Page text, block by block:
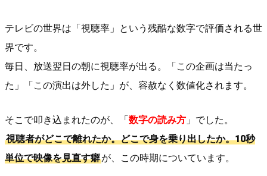
テレビの世界は「視聴率」という残酷な数字で評価される世
界です。
毎日、放送翌日の朝に視聴率が出る。「この企画は当たっ
た」「この演出は外した」が、容赦なく数値化されます。
そこで叩き込まれたのが、「数字の読み方 」でした。
視聴者がどこで離れたか。どこで身を乗り出したか。10秒
単位で映像を見直す癖が、この時期についています。